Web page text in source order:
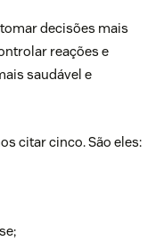
decisões mais
reações e
saudável e
citar cinco. São eles: